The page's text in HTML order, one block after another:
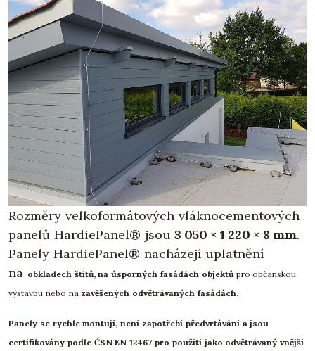
Rozměry velkoformátových vláknocementových
panelů HardiePanel® jsou 3 050 × 1 220 × 8 mm.
Panely HardiePanel® nacházejí uplatnění
na obkladech štítů, na úsporných fasádách objektůpro občanskou
výstavbu nebo na zavěšených odvětrávaných fasádách.
Panely se rychle montují, není zapotřebí předvrtávání a jsou
certifikovány podle ČSN EN 12467 pro použití jako odvětrávaný vnější